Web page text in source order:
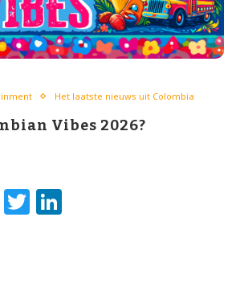
Het laatste nieuws uit Colombia
Vibes 2026?
Facebook
Twitter